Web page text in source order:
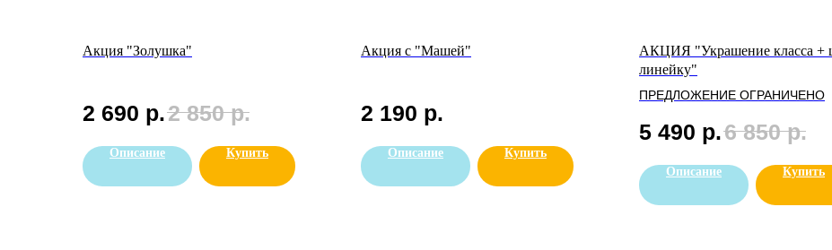
Акция "Золушка"
2 690 р.2 850 р.
Описание Купить
Акция с "Машей"
2 190 р.
Описание Купить
АКЦИЯ "Украшение класса +
линейку"
ПРЕДЛОЖЕНИЕ ОГРАНИЧЕНО
5 490 р.6 850 р.
Описание Купить